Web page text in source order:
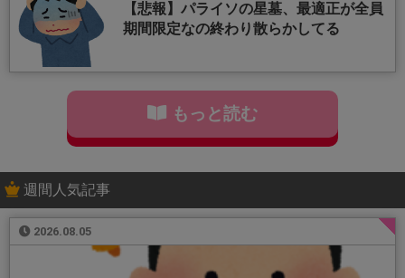
【悲報】パライソの星墓、最適正が全員
期間限定なの終わり散らかしてる
もっと読む
週間人気記事
2026.08.05